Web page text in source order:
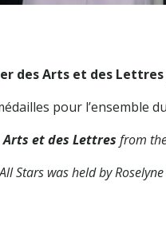
des Arts et des Lettres
pour l’ensemble
Arts et des Lettres from
Stars was held by